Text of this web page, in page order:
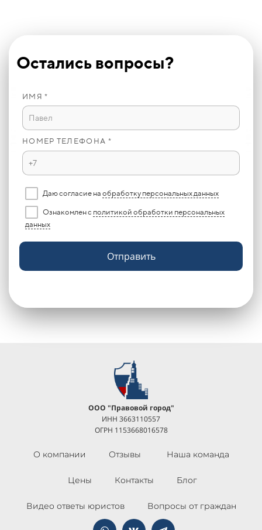
Остались вопросы?
ИМЯ *
НОМЕР ТЕЛЕФОНА *
Даю согласие на обработку персональных данных
Ознакомлен с политикой обработки персональных
данных
Отправить
ООО "Правовой город"
ИНН 3663110557
ОГРН 1153668016578
О компании Отзывы Наша команда
Цены Контакты Блог
Видео ответы юристов Вопросы от граждан